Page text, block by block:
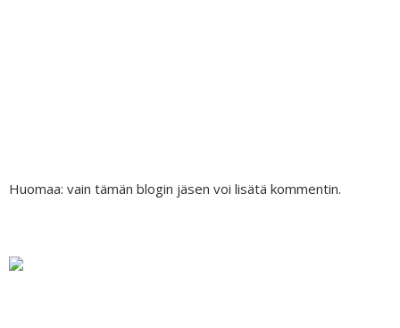
Huomaa: vain tämän blogin jäsen voi lisätä kommentin.